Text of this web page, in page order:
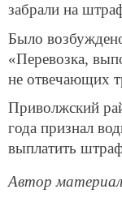
забрали на
Было
«Перевозка,
не отвечающих
Приволжский
года признал
выплатить
Автор